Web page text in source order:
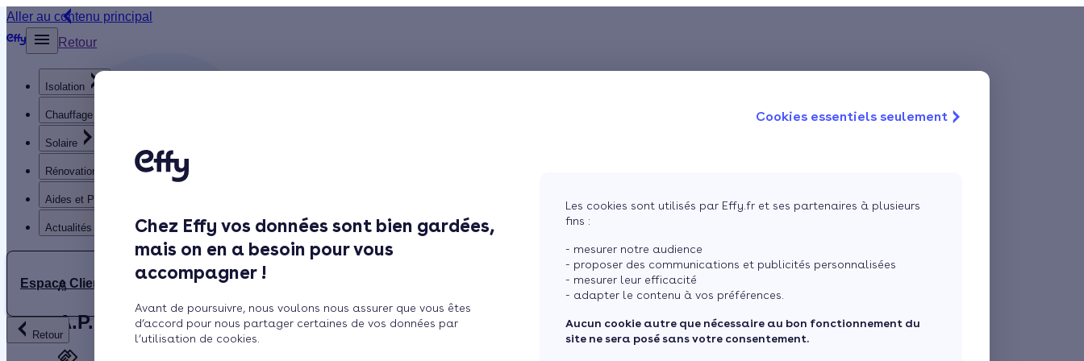
Cookies essentiels seulement
Chez Effy vos données sont bien gardées,
mais on en a besoin pour vous
accompagner !
Avant de poursuivre, nous voulons nous assurer que vous êtes
d’accord pour nous partager certaines de vos données par
l’utilisation de cookies.
Les cookies sont utilisés par Effy.fr et ses partenaires à plusieurs
fins :
- mesurer notre audience
- proposer des communications et publicités personnalisées
- mesurer leur efficacité
- adapter le contenu à vos préférences.
Aucun cookie autre que nécessaire au bon fonctionnement du
site ne sera posé sans votre consentement.
Aller au contenu principal
Isolation
Chauffage
Solaire
Rénovation globale
Aides et Primes
Actualités
Espace Client
Retour
Retour
A
A.P.C.